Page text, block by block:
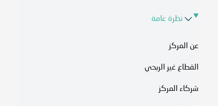
نظرة عامة
عن المركز
القطاع غير الربحي
شركاء المركز